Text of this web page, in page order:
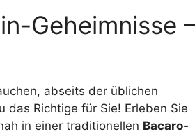
Geheimnisse
abseits der üblichen
das Richtige für Sie! Erleben Sie
in einer traditionellen Bacaro-